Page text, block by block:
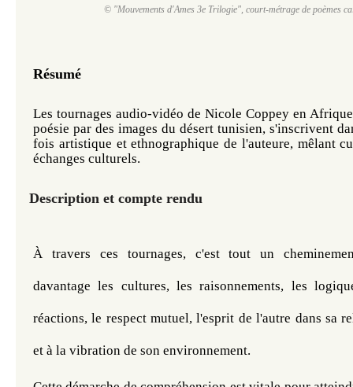
© "Mouvements d'Ames 3e Trilogie", court-métrage de poèmes
Résumé
Les tournages audio-vidéo de Nicole Coppey en
poésie par des images du désert tunisien, s'inscrivent
fois artistique et ethnographique de l'auteure, mêlant
échanges culturels.
Description et compte rendu
À travers ces tournages, c'est tout un
davantage les cultures, les raisonnements, les
réactions, le respect mutuel, l'esprit de l'autre dans sa
et à la vibration de son environnement.